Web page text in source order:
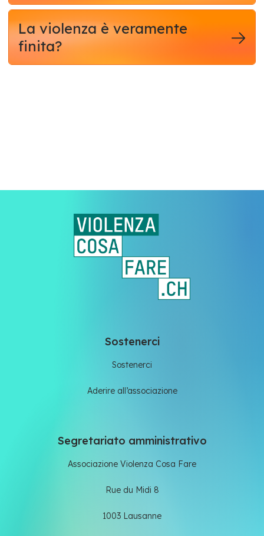
La violenza è veramente
finita?
Sostenerci
Sostenerci
Aderire all’associazione
Segretariato amministrativo
Associazione Violenza Cosa Fare
Rue du Midi 8
1003 Lausanne